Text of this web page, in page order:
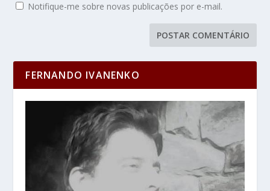
Notifique-me sobre novas publicações por e-mail.
FERNANDO IVANENKO